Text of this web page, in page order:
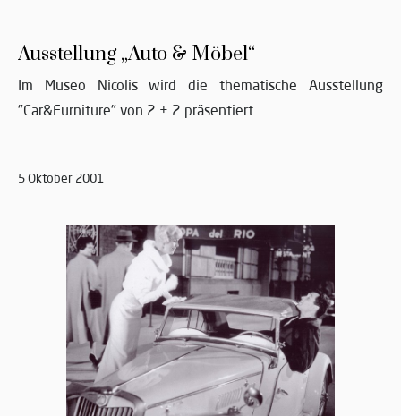
Ausstellung „Auto & Möbel“
Im Museo Nicolis wird die thematische Ausstellung
"Car&Furniture" von 2 + 2 präsentiert
5 Oktober 2001